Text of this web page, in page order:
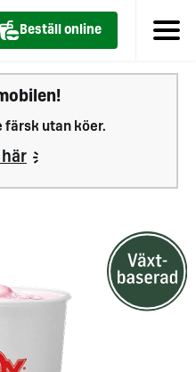
Beställ online
färsk utan köer.
här